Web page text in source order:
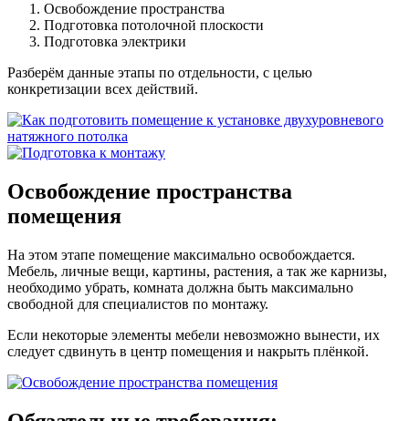
Освобождение пространства
Подготовка потолочной плоскости
Подготовка электрики
Разберём данные этапы по отдельности, с целью
конкретизации всех действий.
Освобождение пространства
помещения
На этом этапе помещение максимально освобождается.
Мебель, личные вещи, картины, растения, а так же карнизы,
необходимо убрать, комната должна быть максимально
свободной для специалистов по монтажу.
Если некоторые элементы мебели невозможно вынести, их
следует сдвинуть в центр помещения и накрыть плёнкой.